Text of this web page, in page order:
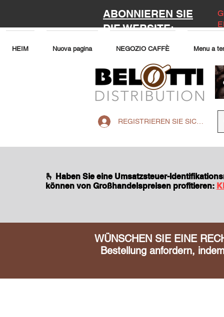
ABONNIEREN SIE
DIE WEBSITE:
HEIM Nuova pagina NEGOZIO CAFFÈ Menu a
REGISTRIEREN SIE SICH AUF
🫰 Haben Sie eine Umsatzsteuer-
können von Großhandelspreisen profitieren:
WÜNSCHEN SIE EINE
Bestellung anfordern,